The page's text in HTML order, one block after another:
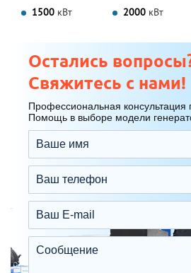
1500 кВт 2000 кВт
Остались
Свяжитесь с нами!
Профессиональная консультация
Помощь в выборе модели